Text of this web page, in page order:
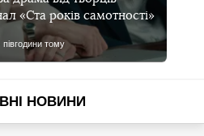
«Ста років самотності»
півгодини тому
НОВИНИ